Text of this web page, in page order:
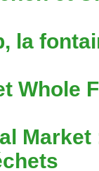
la
Whole